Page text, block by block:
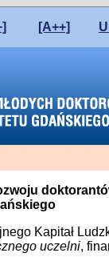
[A++]
Kapitał
uczelni,